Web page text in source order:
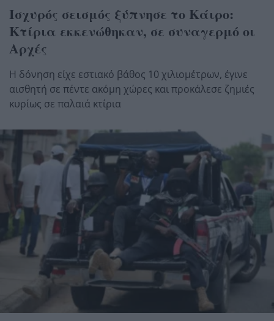
Ισχυρός σεισμός ξύπνησε το Κάιρο:
Κτίρια εκκενώθηκαν, σε συναγερμό οι
Αρχές
Η δόνηση είχε εστιακό βάθος 10 χιλιομέτρων, έγινε
αισθητή σε πέντε ακόμη χώρες και προκάλεσε ζημιές
κυρίως σε παλαιά κτίρια